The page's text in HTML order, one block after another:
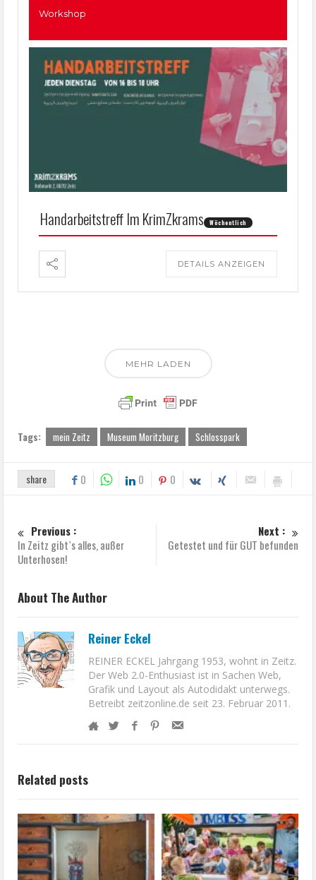
Workshop
Handarbeitstreff Im KrimZkrams Wöchentlich
DETAILS ANZEIGEN
MEHR LADEN
Tags: mein Zeitz Museum Moritzburg Schlosspark
share 0 0 0
Previous :
In Zeitz gibt`s alles, außer
Unterhosen!
Next :
Getestet und für GUT befunden
About The Author
Reiner Eckel
REINER ECKEL Jahrgang 1953, wohnt in Zeitz.
Der Web 2.0-Enthusiast ist in Sachen Web,
Grafik und Layout als Autodidakt unterwegs.
Betreibt zeitzonline.de seit 23. Februar 2011.
Related posts